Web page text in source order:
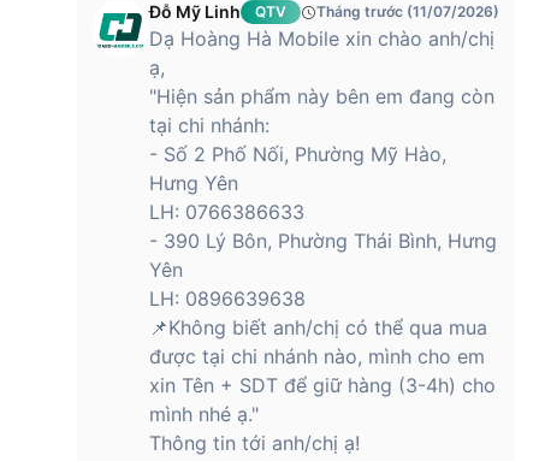
Đỗ Mỹ Linh QTV Tháng trước (11/07/2026)
Dạ Hoàng Hà Mobile xin chào anh/chị
ạ,
"Hiện sản phẩm này bên em đang còn
tại chi nhánh:
- Số 2 Phố Nối, Phường Mỹ Hào,
Hưng Yên
LH: 0766386633
- 390 Lý Bôn, Phường Thái Bình, Hưng
Yên
LH: 0896639638
📌Không biết anh/chị có thể qua mua
được tại chi nhánh nào, mình cho em
xin Tên + SDT để giữ hàng (3-4h) cho
mình nhé ạ."
Thông tin tới anh/chị ạ!